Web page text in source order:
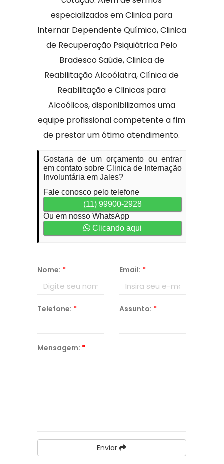
especializados em Clinica para
Internar Dependente Químico, Clinica
de Recuperação Psiquiátrica Pelo
Bradesco Saúde, Clinica de
Reabilitação Alcoólatra, Clínica de
Reabilitação e Clinicas para
Alcoólicos, disponibilizamos uma
equipe profissional competente a fim
de prestar um ótimo atendimento.
Gostaria de um orçamento ou entrar
em contato sobre Clinica de Internação
Involuntária em Jales?
Fale conosco pelo telefone
(11) 99900-2928
Ou em nosso WhatsApp
Clicando aqui
Nome: * Email: *
Telefone: * Assunto: *
Mensagem: *
Enviar